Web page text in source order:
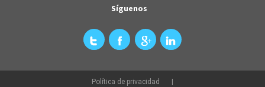
Síguenos
Política de privacidad